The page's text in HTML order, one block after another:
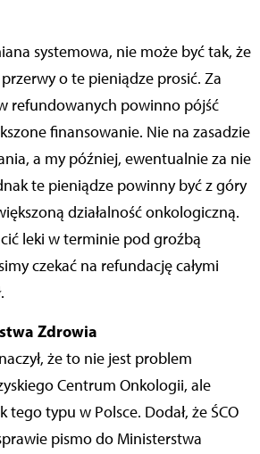
systemowa, nie może być tak, że
o te pieniądze prosić. Za
refundowanych powinno pójść
finansowanie. Nie na zasadzie
a my później, ewentualnie za nie
te pieniądze powinny być z góry
działalność onkologiczną.
leki w terminie pod groźbą
czekać na refundację całymi
Zdrowia
że to nie jest problem
Centrum Onkologii, ale
tego typu w Polsce. Dodał, że ŚCO
pismo do Ministerstwa